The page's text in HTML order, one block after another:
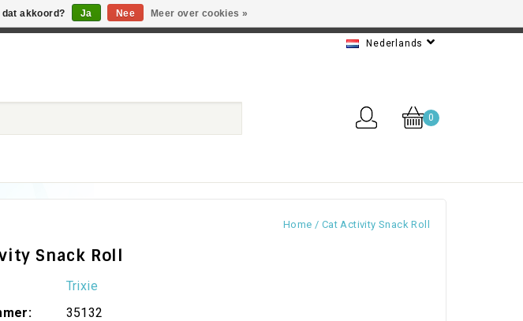
Nederlands
0
Home / Cat Activity Snack Roll
Snack Roll
Trixie
35132
akkoord? Ja Nee Meer over cookies »
• Snelle levering • Beste service